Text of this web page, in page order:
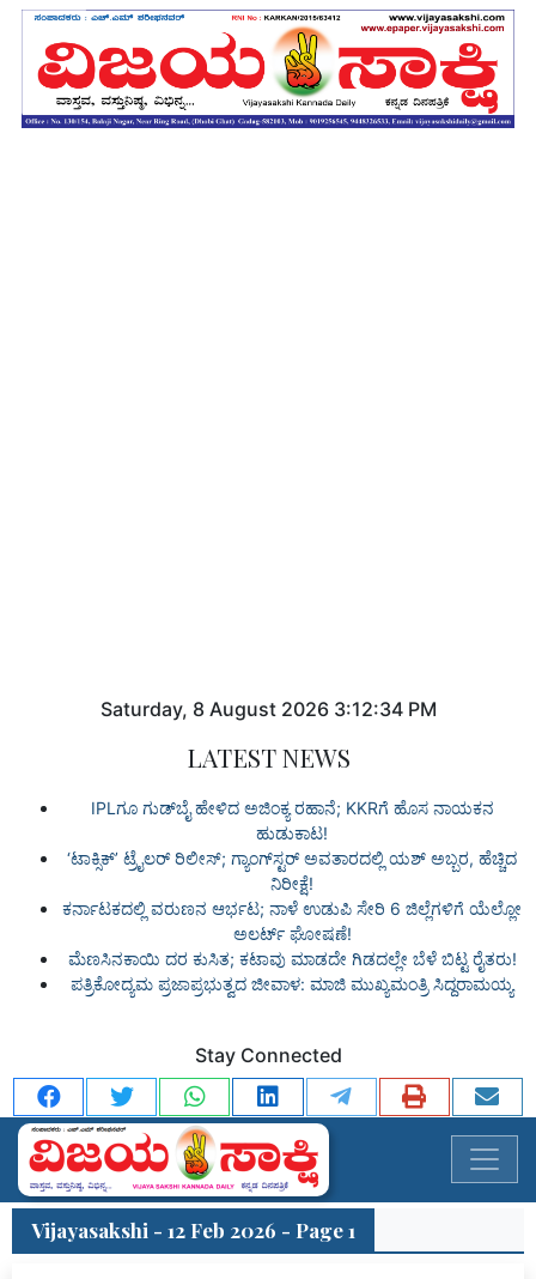
Saturday, 8 August 2026 3:12:35 PM
LATEST NEWS
IPLಗೂ ಗುಡ್‌ಬೈ ಹೇಳಿದ ಅಜಿಂಕ್ಯ ರಹಾನೆ; KKRಗೆ ಹೊಸ ನಾಯಕನ
ಹುಡುಕಾಟ!
‘ಟಾಕ್ಸಿಕ್’ ಟ್ರೈಲರ್‌ ರಿಲೀಸ್; ಗ್ಯಾಂಗ್‌ಸ್ಟರ್‌ ಅವತಾರದಲ್ಲಿ ಯಶ್‌ ಅಬ್ಬರ, ಹೆಚ್ಚಿದ
ನಿರೀಕ್ಷೆ!
ಕರ್ನಾಟಕದಲ್ಲಿ ವರುಣನ ಆರ್ಭಟ; ನಾಳೆ ಉಡುಪಿ ಸೇರಿ 6 ಜಿಲ್ಲೆಗಳಿಗೆ ಯೆಲ್ಲೋ
ಅಲರ್ಟ್ ಘೋಷಣೆ!
ಮೆಣಸಿನಕಾಯಿ ದರ ಕುಸಿತ; ಕಟಾವು ಮಾಡದೇ ಗಿಡದಲ್ಲೇ ಬೆಳೆ ಬಿಟ್ಟ ರೈತರು!
ಪತ್ರಿಕೋದ್ಯಮ ಪ್ರಜಾಪ್ರಭುತ್ವದ ಜೀವಾಳ: ಮಾಜಿ ಮುಖ್ಯಮಂತ್ರಿ ಸಿದ್ದರಾಮಯ್ಯ
Stay Connected
Vijayasakshi - 12 Feb 2026 - Page 1